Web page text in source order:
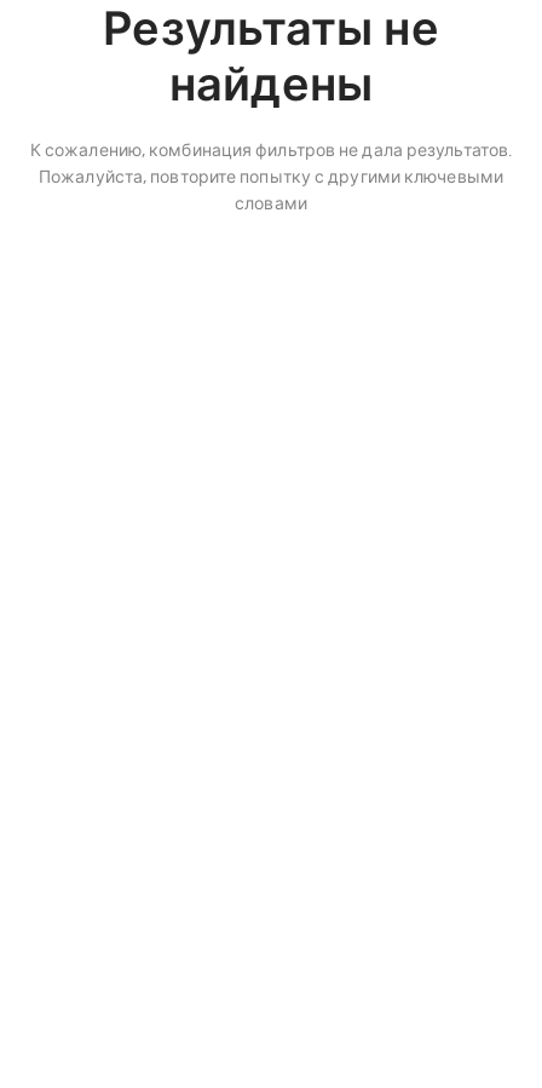
Результаты не
найдены
К сожалению, комбинация фильтров не дала результатов.
Пожалуйста, повторите попытку с другими ключевыми
словами